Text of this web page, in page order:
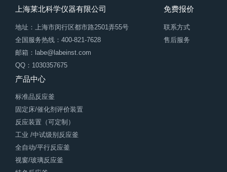
上海莱北科学仪器有限公司
地址：上海市闵行区都市路2501弄55号
全国服务热线：400-821-7628
邮箱：labe@labeinst.com
QQ：1030357675
免费报价
联系方式
售后服务
产品中心
标准品反应釜
固定床/催化剂评价装置
反应装置（可定制）
工业 /中试级别反应釜
全自动/平行反应釜
视窗/玻璃反应釜